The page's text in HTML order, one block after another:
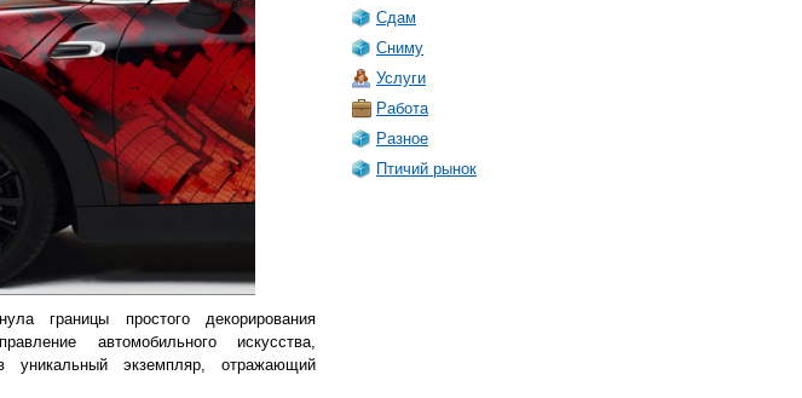
границы простого декорирования
автомобильного искусства,
уникальный экземпляр, отражающий
Сдам
Сниму
Услуги
Работа
Разное
Птичий рынок